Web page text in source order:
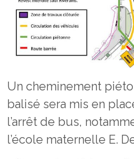
Un cheminement
balisé sera mis en
l’arrêt de bus,
l’école maternelle E.